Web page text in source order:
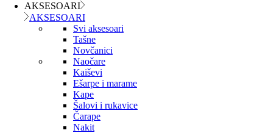
AKSESOARI
AKSESOARI
Svi aksesoari
Tašne
Novčanici
Naočare
Kaiševi
Ešarpe i marame
Kape
Šalovi i rukavice
Čarape
Nakit